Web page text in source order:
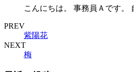
こんにちは。 事務員Ａです
PREV
紫陽花
NEXT
梅